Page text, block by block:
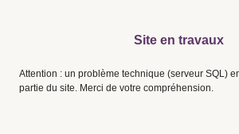
Site en travaux
Attention : un problème technique (serveur SQL)
partie du site. Merci de votre compréhension.